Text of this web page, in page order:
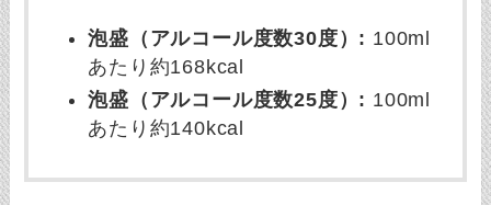
泡盛（アルコール度数30度）: 100ml
あたり約168kcal
泡盛（アルコール度数25度）: 100ml
あたり約140kcal